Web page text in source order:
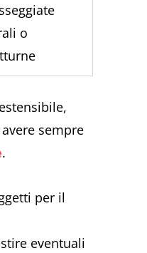
o
sempre
.
per il
eventuali